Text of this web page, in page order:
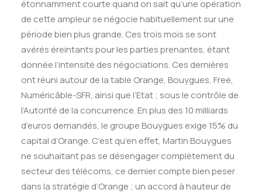
étonnamment courte quand on sait qu’une opération
de cette ampleur se négocie habituellement sur une
période bien plus grande. Ces trois mois se sont
avérés éreintants pour les parties prenantes, étant
donnée l’intensité des négociations. Ces dernières
ont réuni autour de la table Orange, Bouygues, Free,
Numéricâble-SFR, ainsi que l’Etat ; sous le contrôle de
l’Autorité de la concurrence. En plus des 10 milliards
d’euros demandés, le groupe Bouygues exige 15% du
capital d’Orange. C’est qu’en effet, Martin Bouygues
ne souhaitant pas se désengager complètement du
secteur des télécoms, ce dernier compte bien peser
dans la stratégie d’Orange ; un accord à hauteur de